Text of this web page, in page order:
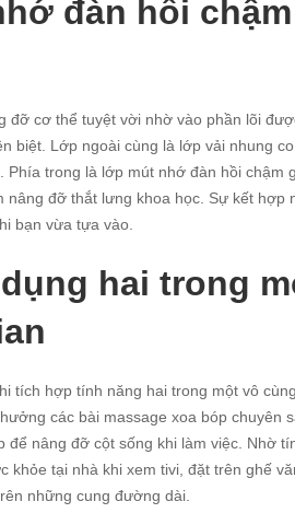
đàn hồi
đỡ cơ thể tuyệt vời nhờ vào phần lõi
biệt. Lớp ngoài cùng là lớp vải nhung
Phía trong là lớp mút nhớ đàn hồi
đỡ thắt lưng khoa học. Sự kết hợp
bạn vừa tựa vào.
hai trong
tích hợp tính năng hai trong một vô
các bài massage xoa bóp chuyên
để nâng đỡ cột sống khi làm việc. Nhờ
khỏe tại nhà khi xem tivi, đặt trên ghế
những cung đường dài.